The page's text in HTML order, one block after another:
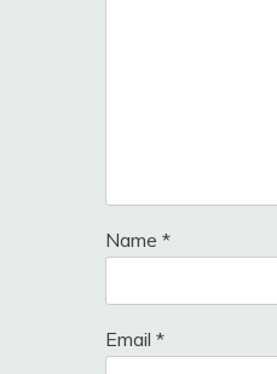
Name *
Email *